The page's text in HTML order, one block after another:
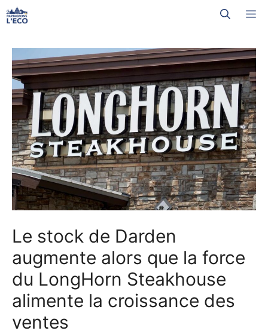
Aller
au
Le stock de Darden
augmente alors que la force
du LongHorn Steakhouse
alimente la croissance des
ventes